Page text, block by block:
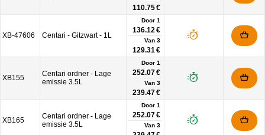
110.75 €
XB-47606 Centari - Gitzwart - 1L
Door 1
136.12 €
Van 3
129.31 €
XB155
Centari ordner - Lage
emissie 3.5L
Door 1
252.07 €
Van 3
239.47 €
XB165
Centari ordner - Lage
emissie 3.5L
Door 1
252.07 €
Van 3